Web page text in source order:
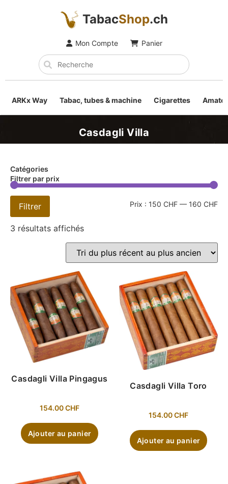
TabacShop.ch
Mon Compte Panier
ARKx Way Tabac, tubes & machine Cigarettes
Casdagli Villa
Catégories
Filtrer par prix
Filtrer Prix : 150 CHF — 160 CHF
3 résultats affichés
Casdagli Villa Pingagus
154.00CHF
Ajouter au panier
Casdagli Villa Toro
154.00CHF
Ajouter au panier